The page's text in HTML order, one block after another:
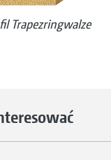
Trapezringwalze